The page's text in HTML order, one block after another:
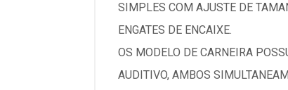
SIMPLES COM AJUSTE DE
ENGATES DE ENCAIXE.
OS MODELO DE CARNEIRA
AUDITIVO, AMBOS